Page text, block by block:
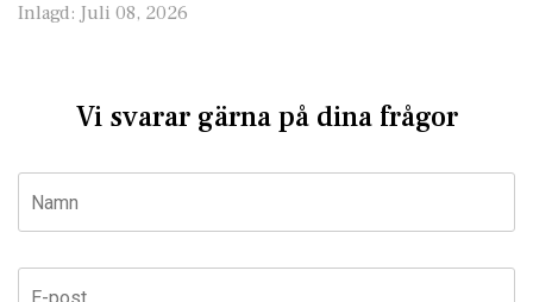
Inlagd: Juli 08, 2026
Vi svarar gärna på dina frågor